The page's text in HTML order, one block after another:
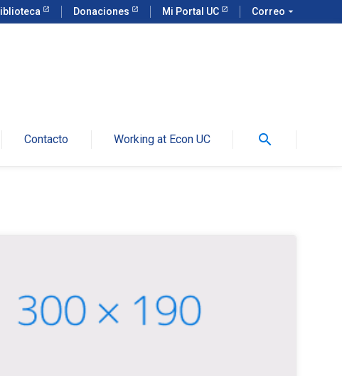
Donaciones Mi Portal UC Correo arrow_drop_down
Contacto Working at Econ UC search